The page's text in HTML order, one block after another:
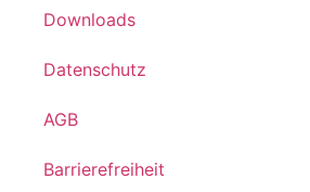
Downloads
Datenschutz
AGB
Barrierefreiheit